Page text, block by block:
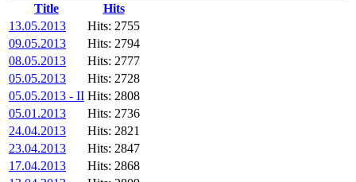
Title
Hits
13.05.2013
Hits: 2755
09.05.2013
Hits: 2794
08.05.2013
Hits: 2777
05.05.2013
Hits: 2728
05.05.2013 - II Hits: 2808
05.01.2013
Hits: 2736
24.04.2013
Hits: 2821
23.04.2013
Hits: 2847
17.04.2013
Hits: 2868